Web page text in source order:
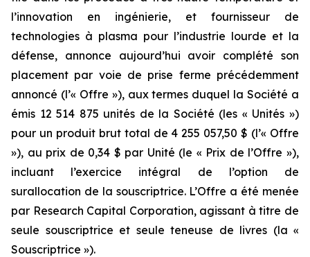
l’innovation en ingénierie, et fournisseur de
technologies à plasma pour l’industrie lourde et la
défense, annonce aujourd’hui avoir complété son
placement par voie de prise ferme précédemment
annoncé (l’« Offre »), aux termes duquel la Société a
émis 12 514 875 unités de la Société (les « Unités »)
pour un produit brut total de 4 255 057,50 $ (l’« Offre
»), au prix de 0,34 $ par Unité (le « Prix de l’Offre »),
incluant l’exercice intégral de l’option de
surallocation de la souscriptrice. L’Offre a été menée
par Research Capital Corporation, agissant à titre de
seule souscriptrice et seule teneuse de livres (la «
Souscriptrice »).